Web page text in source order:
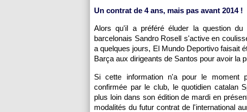
Un contrat de 4 ans, mais pas avant 2014 !
Alors qu'il a préféré éluder la question
barcelonais Sandro Rosell s'active en
a quelques jours, El Mundo Deportivo faisait
Barça aux dirigeants de Santos pour avoir la
Si cette information n'a pour le moment
confirmée par le club, le quotidien catalan
plus loin dans son édition de mardi en
modalités du futur contrat de l'international